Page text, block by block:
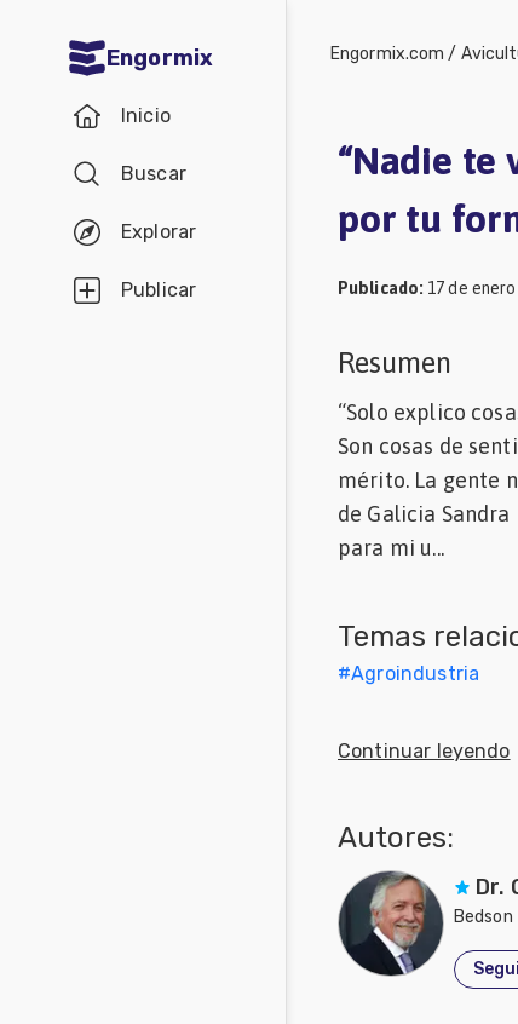
Engormix
Inicio
Buscar
Explorar
Publicar
Agricultura
Balanceados
Avicultura
Ganadería
Lechería
Micotoxinas
Engormix.com /
“Nadie te
por tu
Publicado: 17 de
Resumen
“Solo explico
Son cosas de
mérito. La gente
de Galicia
para mi u...
Temas
#Agroindustria
Continuar leyendo
Autores:
Dr.
Bedson